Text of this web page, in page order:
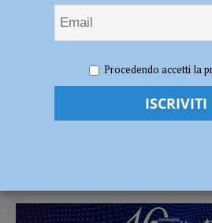
Taranto: l’informativa su abbonamenti e
Gas Sales Piacenza-
Procedendo accetti la